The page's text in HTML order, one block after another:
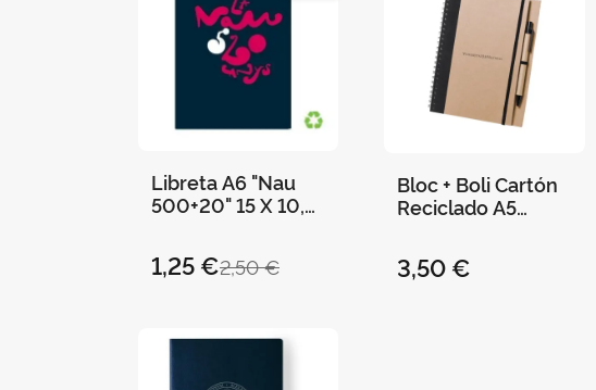
Libreta A6 "Nau
500+20" 15 X 10,5
2,50 €
1,25 €
Bloc + Boli Cartón
Reciclado A5
cm - Negro
3,50 €